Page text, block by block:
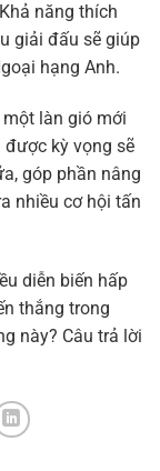
năng thích
giải đấu sẽ giúp
hạng Anh.
làn gió mới
được kỳ vọng sẽ
góp phần nâng
nhiều cơ hội tấn
diễn biến hấp
thắng trong
này? Câu trả lời